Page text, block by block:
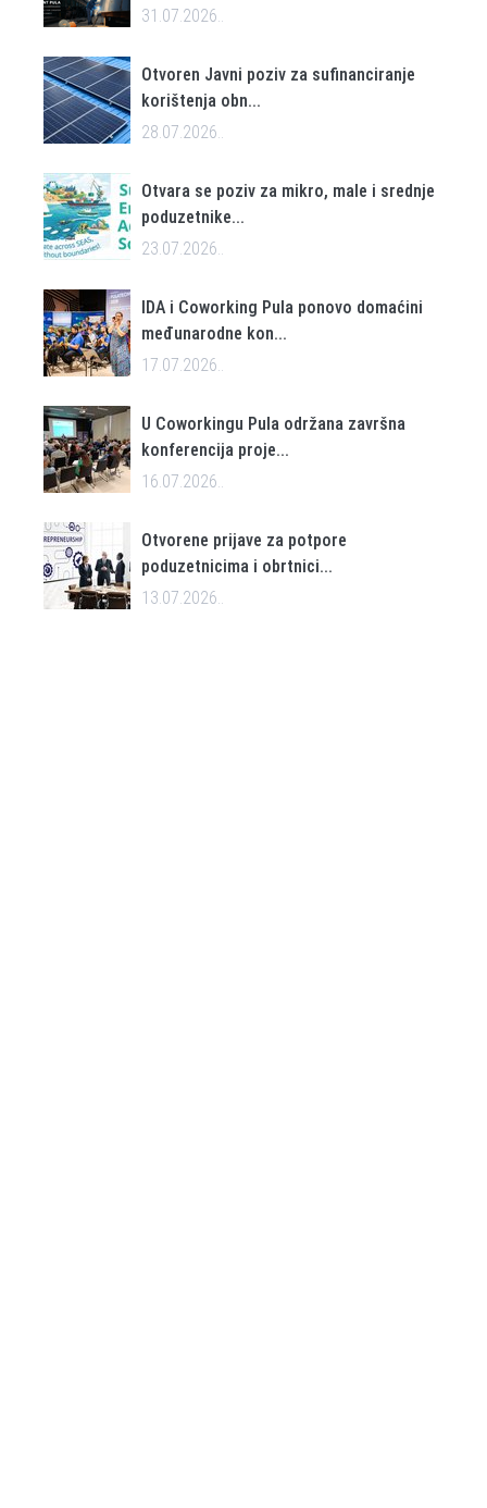
31.07.2026..
Otvoren Javni poziv za sufinanciranje
korištenja obn...
28.07.2026..
Otvara se poziv za mikro, male i srednje
poduzetnike...
23.07.2026..
IDA i Coworking Pula ponovo domaćini
međunarodne kon...
17.07.2026..
U Coworkingu Pula održana završna
konferencija proje...
16.07.2026..
Otvorene prijave za potpore
poduzetnicima i obrtnici...
13.07.2026..